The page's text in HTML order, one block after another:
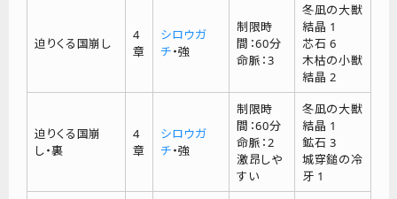
迫りくる国崩し
4
章
シロウガ
チ・強
制限時
間：60分
命脈：3
冬凪の大獣
結晶 1
芯石 6
木枯の小獣
結晶 2
迫りくる国崩
し・裏
4
章
シロウガ
チ・強
制限時
間：60分
命脈：2
激昂しや
すい
冬凪の大獣
結晶 1
鉱石 3
城穿鎚の冷
牙 1